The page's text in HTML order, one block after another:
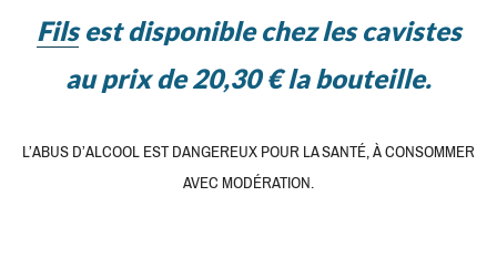
Filsest disponible chez les cavistes
au prix de 20,30 € la bouteille.
L’ABUS D’ALCOOL EST DANGEREUX POUR LA SANTÉ, À CONSOMMER
AVEC MODÉRATION.